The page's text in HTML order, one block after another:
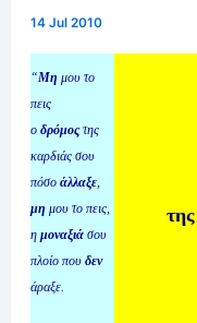
14 Jul 2010
“Μη μου το
πεις
οδρόμοςτης
καρδιάς σου
πόσοάλλαξε
μημου το πεις,
ημοναξιά σου
πλοίο πουδεν
άραξε.
της